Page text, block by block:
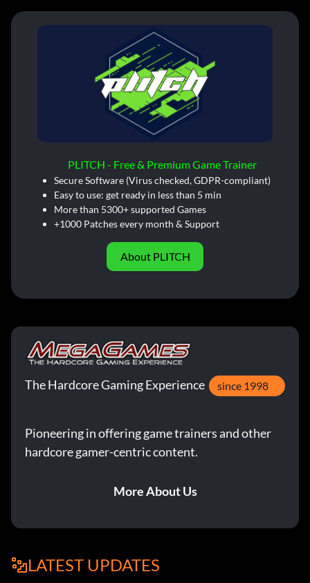
PLITCH - Free & Premium Game Trainer
Secure Software (Virus checked, GDPR-compliant)
Easy to use: get ready in less than 5 min
More than 5300+ supported Games
+1000 Patches every month & Support
About PLITCH
The Hardcore Gaming Experience since 1998
Pioneering in offering game trainers and other
hardcore gamer-centric content.
More About Us
LATEST UPDATES